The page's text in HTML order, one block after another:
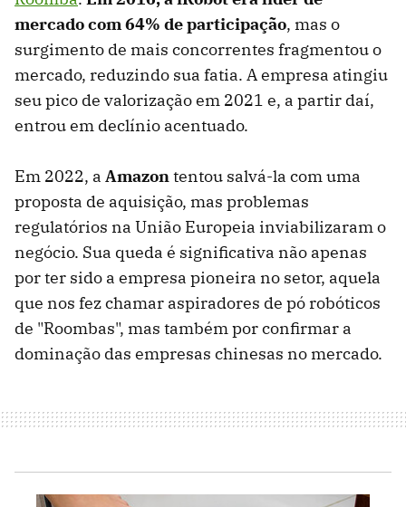
mercado com 64% de participação, mas o
surgimento de mais concorrentes fragmentou o
mercado, reduzindo sua fatia. A empresa atingiu
seu pico de valorização em 2021 e, a partir daí,
entrou em declínio acentuado.
Em 2022, a Amazontentou salvá-la com uma
proposta de aquisição, mas problemas
regulatórios na União Europeia inviabilizaram o
negócio. Sua queda é significativa não apenas
por ter sido a empresa pioneira no setor, aquela
que nos fez chamar aspiradores de pó robóticos
de "Roombas", mas também por confirmar a
dominação das empresas chinesas no mercado.